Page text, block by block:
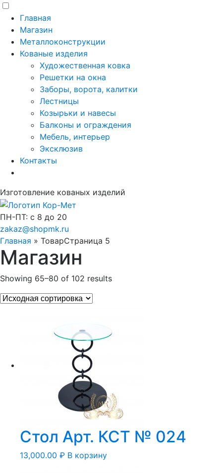
Главная
Магазин
Металлоконструкции
Кованые изделия
Художественная ковка
Решетки на окна
Заборы, ворота, калитки
Лестницы
Козырьки и навесы
Балконы и ограждения
Мебель, интерьер
Эксклюзив
Контакты
Изготовление кованых изделий
ПН-ПТ: с 8 до 20
zakaz@shopmk.ru
Главная » ТоварСтраница 5
Магазин
Showing 65–80 of 102 results
Стол Арт. КСТ № 024
13,000.00 ₽ В корзину